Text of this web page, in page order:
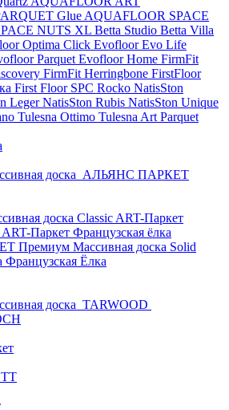
Glue AQUAFLOOR SPACE
NUTS XL Betta Studio Betta Villa
Optima Click Evofloor Evo Life
Parquet Evofloor Home FirmFit
FirmFit Herringbone FirstFloor
First Floor SPC Rocko NatisSton
LegerNatisSton Rubis NatisSton Unique
Tulesna Ottimo Tulesna Art Parquet
доска АЛЬЯНС ПАРКЕТ
доска Classic ART-Паркет
ART-Паркет Французская ёлка
Премиум Массивная доска Solid
Французская Ёлка
доска TARWOOD